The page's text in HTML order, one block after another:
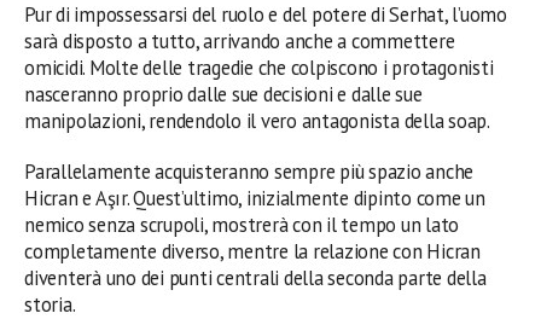
Pur di impossessarsi del ruolo e del potere di Serhat, l’uomo
sarà disposto a tutto, arrivando anche a commettere
omicidi. Molte delle tragedie che colpiscono i protagonisti
nasceranno proprio dalle sue decisioni e dalle sue
manipolazioni, rendendolo il vero antagonista della soap.
Parallelamente acquisteranno sempre più spazio anche
Hicran e Aşır. Quest’ultimo, inizialmente dipinto come un
nemico senza scrupoli, mostrerà con il tempo un lato
completamente diverso, mentre la relazione con Hicran
diventerà uno dei punti centrali della seconda parte della
storia.